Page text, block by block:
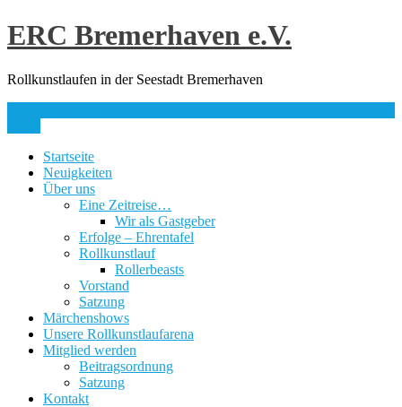
Skip
to
ERC Bremerhaven e.V.
Rollkunstlaufen in der Seestadt Bremerhaven
Startseite
Neuigkeiten
Über uns
Eine Zeitreise…
Wir als Gastgeber
Erfolge – Ehrentafel
Rollkunstlauf
Rollerbeasts
Vorstand
Satzung
Märchenshows
Unsere Rollkunstlaufarena
Mitglied werden
Beitragsordnung
Satzung
Kontakt